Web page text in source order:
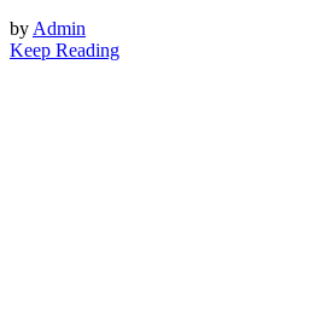
byAdmin
Keep Reading